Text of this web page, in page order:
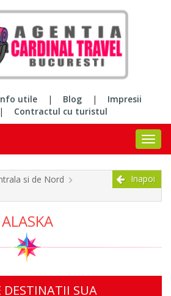
utile | Blog |
Impresii
| Contractul cu turistul
si de Nord
Inapoi
ALASKA
DESTINATII SUA